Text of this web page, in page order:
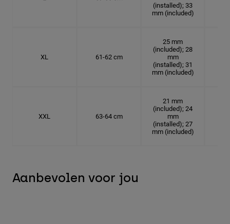
(installed); 33
mm (included)
XL 61-62 cm
25 mm
(included); 28
mm
(installed); 31
mm (included)
XXL 63-64 cm
21 mm
(included); 24
mm
(installed); 27
mm (included)
Aanbevolen voor jou